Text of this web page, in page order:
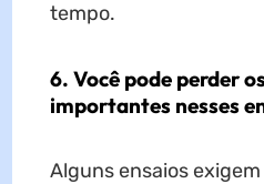
tempo.
6. Você pode perder
importantes nesses
Alguns ensaios